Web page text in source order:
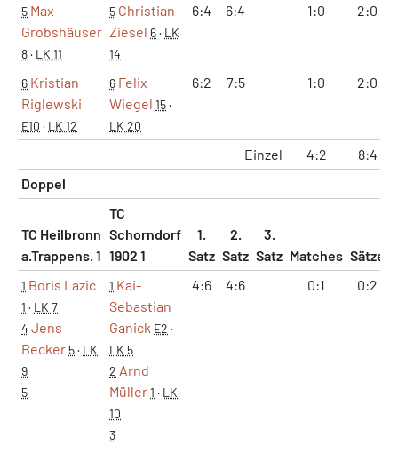
5 Max
Grobshäuser
8· LK 11
5 Christian
Ziesel 6· LK
14
6:4 6:4 1:0 2:0
6 Kristian
Riglewski
E10 · LK 12
6 Felix
Wiegel 15·
LK 20
6:2 7:5 1:0 2:0
Einzel 4:2 8:4
Doppel
TC Heilbronn
a.Trappens. 1
TC
Schorndorf
1902 1
1.
Satz
2.
Satz
3.
Satz Matches Sätze
1 Boris Lazic
1 · LK 7
4 Jens
Becker 5· LK
9
5
1 Kai-
Sebastian
Ganick E2 ·
LK 5
2 Arnd
Müller1 · LK
10
3
4:6 4:6 0:1 0:2